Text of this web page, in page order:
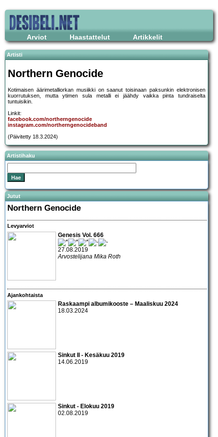
Arviot Haastattelut Artikkelit
Artisti
Northern Genocide
Kotimaisen äärimetalliorkan musiikki on saanut toisinaan paksunkin elektronisen
kuorrutuksen, mutta ytimen sula metalli ei jäähdy vaikka pinta tundraiselta
tuntuisikin.
Linkit:
facebook.com/northerngenocide
instagram.com/northerngenocideband
(Päivitetty 18.3.2024)
Artistihaku
Jutut
Northern Genocide
Levyarviot
Genesis Vol. 666
27.08.2019
Arvostelijana Mika Roth
Ajankohtaista
Raskaampi albumikooste – Maaliskuu 2024
18.03.2024
Sinkut II - Kesäkuu 2019
14.06.2019
Sinkut - Elokuu 2019
02.08.2019